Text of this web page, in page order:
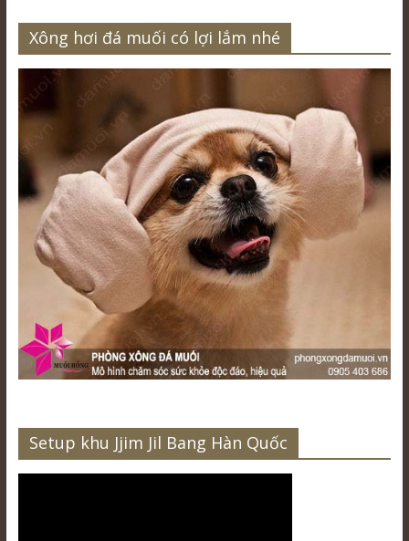
Xông hơi đá muối có lợi lắm nhé
Setup khu Jjim Jil Bang Hàn Quốc